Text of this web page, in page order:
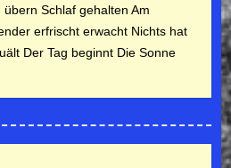
Schlaf gehalten Am
erfrischt erwacht Nichts hat
Der Tag beginnt Die Sonne